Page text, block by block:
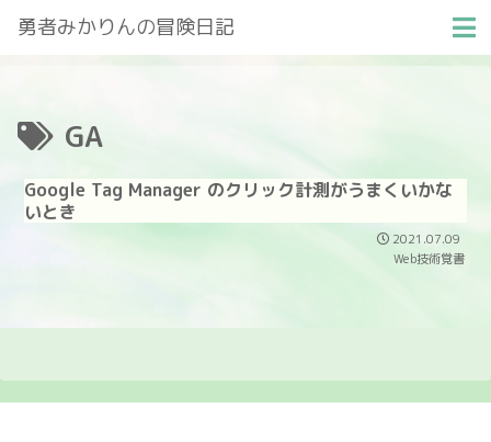
勇者みかりんの冒険日記
GA
Google Tag Manager のクリック計測がうまくいかな
いとき
2021.07.09
Web技術覚書